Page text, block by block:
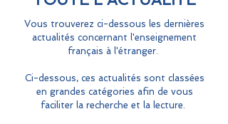
Vous trouverez ci-dessous les dernières
actualités concernant l'enseignement
français à l'étranger.
Ci-dessous, ces actualités sont classées
en grandes catégories afin de vous
faciliter la recherche et la lecture.